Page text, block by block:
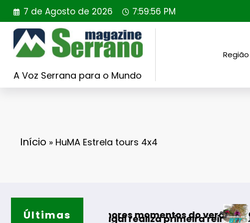
Saltar
para
conteúdo
7 de Agosto de 2026 7:59:57 PM
A Voz Serrana para o Mundo
Início » HuMA Estrela tours 4x4
Últimas
melhores momentos do verão
Portugal realiza primeira reintrodução de coelho-
Guarda desafia